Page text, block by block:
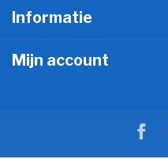
Informatie
Mijn account